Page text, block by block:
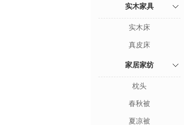
实木家具
实木床
真皮床
家居家纺
枕头
春秋被
夏凉被